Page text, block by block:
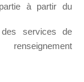
à partir du
services de